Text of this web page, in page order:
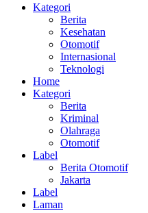
Kategori
Berita
Kesehatan
Otomotif
Internasional
Teknologi
Home
Kategori
Berita
Kriminal
Olahraga
Otomotif
Label
Berita Otomotif
Jakarta
Label
Laman